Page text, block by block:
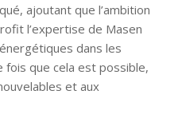
ajoutant que l’ambition
l’expertise de Masen
dans les
que cela est possible,
et aux